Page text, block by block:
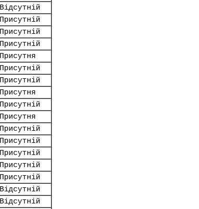
Відсутній
Присутній
Присутній
Присутній
Присутня
Присутній
Присутній
Присутня
Присутній
Присутня
Присутній
Присутній
Присутній
Присутній
Присутній
Відсутній
Відсутній